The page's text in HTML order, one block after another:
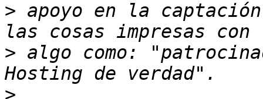
> apoyo en la
> algo como:
>